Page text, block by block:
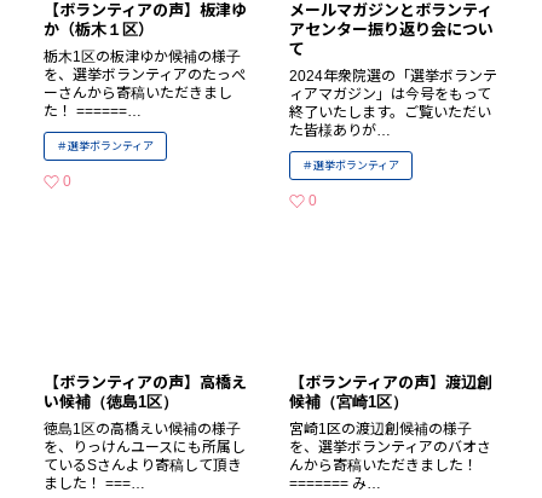
【ボランティアの声】板津ゆ
か（栃木１区）
栃木1区の板津ゆか候補の様子
を、選挙ボランティアのたっぺ
ーさんから寄稿いただきまし
た！ ======…
選挙ボランティア
0
メールマガジンとボランティ
アセンター振り返り会につい
て
2024年衆院選の「選挙ボランテ
ィアマガジン」は今号をもって
終了いたします。ご覧いただい
た皆様ありが…
選挙ボランティア
0
【ボランティアの声】高橋え
い候補（徳島1区）
徳島1区の高橋えい候補の様子
を、りっけんユースにも所属し
ているSさんより寄稿して頂き
ました！ ===…
【ボランティアの声】渡辺創
候補（宮崎1区）
宮崎1区の渡辺創候補の様子
を、選挙ボランティアのバオさ
んから寄稿いただきました！
======= み…